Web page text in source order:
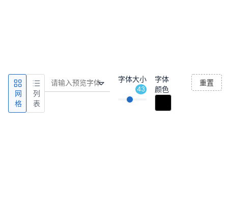
网
格
列
表
字体大小
43
字体
颜色
重置